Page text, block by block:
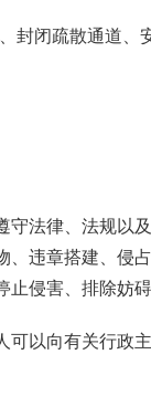
封闭疏散通道
守法律、法规以
违章搭建、侵
侵害、排除妨
以向有关行政